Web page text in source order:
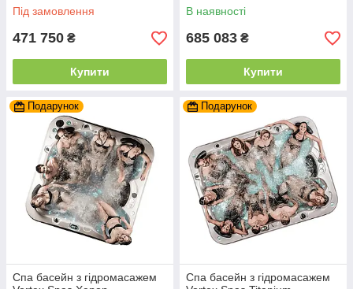
Під замовлення
471 750 ₴
Купити
В наявності
685 083 ₴
Купити
Подарунок
Спа басейн з гідромасажем
Подарунок
Спа басейн з гідромасажем